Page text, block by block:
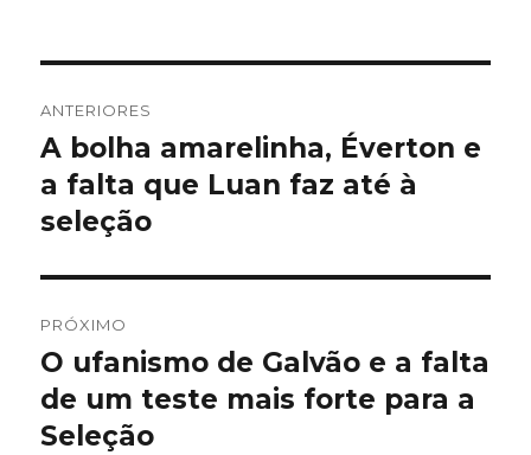
de
Post
ANTERIORES
Post
anterior:
A bolha amarelinha, Éverton e
a falta que Luan faz até à
seleção
PRÓXIMO
Próximo
post:
O ufanismo de Galvão e a falta
de um teste mais forte para a
Seleção